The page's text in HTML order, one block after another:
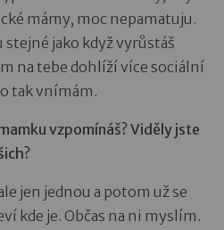
mámy, moc nepamatuju.
jako když vyrůstáš
na tebe dohlíží více sociální
tak vnímám.
vzpomínáš? Viděly jste
jen jednou a potom už se
kde je. Občas na ni myslím.